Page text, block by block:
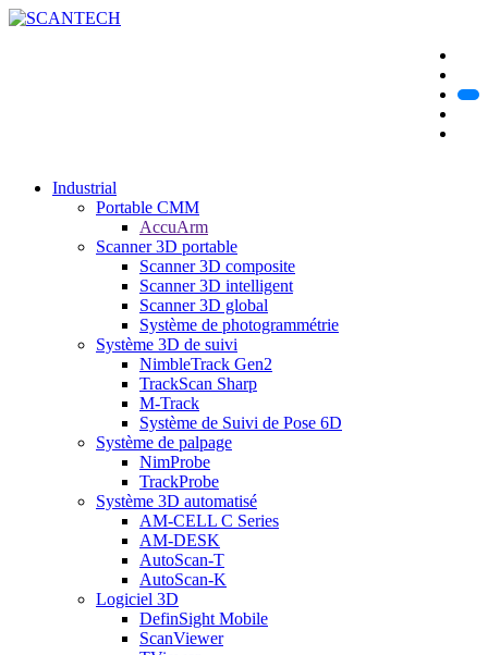
Industrial
Portable CMM
AccuArm
Scanner 3D portable
Scanner 3D composite
Scanner 3D intelligent
Scanner 3D global
Système de photogrammétrie
Système 3D de suivi
NimbleTrack Gen2
TrackScan Sharp
M-Track
Système de Suivi de Pose 6D
Système de palpage
NimProbe
TrackProbe
Système 3D automatisé
AM-CELL C Series
AM-DESK
AutoScan-T
AutoScan-K
Logiciel 3D
DefinSight Mobile
ScanViewer